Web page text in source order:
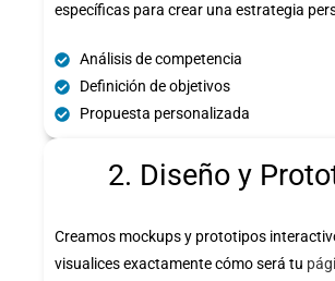
específicas para crear una estrategia
Análisis de competencia
Definición de objetivos
Propuesta personalizada
2. Diseño y
Creamos mockups y prototipos
visualices exactamente cómo será tu